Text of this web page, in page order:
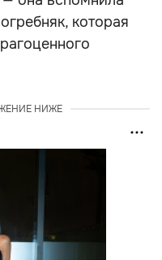
которая
НИЖЕ